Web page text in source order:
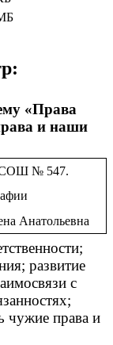
«Права
и наши
№ 547.
Анатольевна
развитие
с
чужие права и